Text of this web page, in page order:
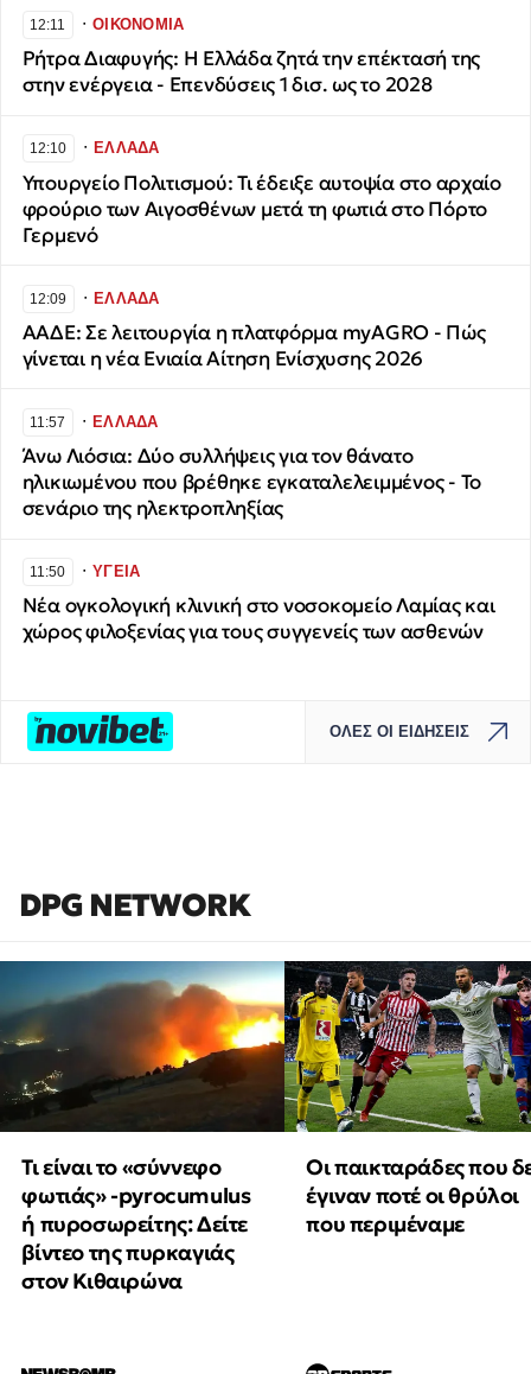
12:11 ∙ΟΙΚΟΝΟΜΙΑ
Ρήτρα Διαφυγής: Η Ελλάδα ζητά την επέκτασή της
στην ενέργεια - Επενδύσεις 1 δισ. ως το 2028
12:10 ∙ΕΛΛΑΔΑ
Υπουργείο Πολιτισμού: Τι έδειξε αυτοψία στο αρχαίο
φρούριο των Αιγοσθένων μετά τη φωτιά στο Πόρτο
Γερμενό
12:09 ∙ΕΛΛΑΔΑ
ΑΑΔΕ: Σε λειτουργία η πλατφόρμα myAGRO - Πώς
γίνεται η νέα Ενιαία Αίτηση Ενίσχυσης 2026
11:57 ∙ΕΛΛΑΔΑ
Άνω Λιόσια: Δύο συλλήψεις για τον θάνατο
ηλικιωμένου που βρέθηκε εγκαταλελειμμένος - Το
σενάριο της ηλεκτροπληξίας
11:50 ∙ΥΓΕΙΑ
Νέα ογκολογική κλινική στο νοσοκομείο Λαμίας και
χώρος φιλοξενίας για τους συγγενείς των ασθενών
ΟΛΕΣ ΟΙ ΕΙΔΗΣΕΙΣ
DPG NETWORK
Τι είναι το «σύννεφο
φωτιάς» -pyrocumulus
ή πυροσωρείτης: Δείτε
βίντεο της πυρκαγιάς
στον Κιθαιρώνα
Οι παικταράδες που
έγιναν ποτέ οι θρύλοι
που περιμέναμε